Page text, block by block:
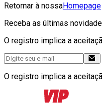
Retornar à nossaHomepage
Receba as últimas
O registro implica a
O registro implica a